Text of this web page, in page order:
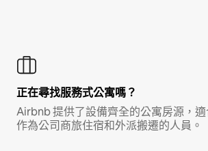
正在尋找服務式公寓嗎？
Airbnb 提供了設備齊全的公寓房源，適
作為公司商旅住宿和外派搬遷的人員。